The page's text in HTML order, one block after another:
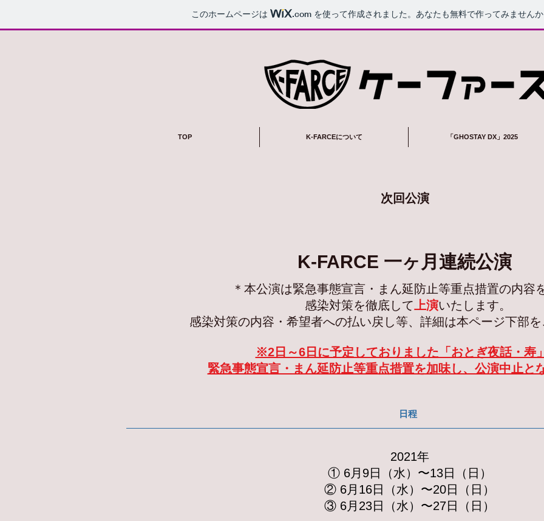
このホームページは .com を使って作成されました。あなたも無料で作ってみません
TOP K-FARCEについて 「GHOSTAY DX」2025
​次回公演
K-FARCE 一ヶ月連続公演
＊本公演は緊急事態宣言・まん延防止等重点措置の内容
感染対策を徹底して上演いたします。
感染対策の内容・希望者への払い戻し等、詳細は本ページ下部
※2日～6日に予定しておりました「おとぎ夜話・寿
緊急事態宣言・まん延防止等重点措置を加味し、公演中止と
日程
2021年
① 6月9日（水）〜13日（日）
② 6月16日（水）〜20日（日）
③ 6月23日（水）〜27日（日）